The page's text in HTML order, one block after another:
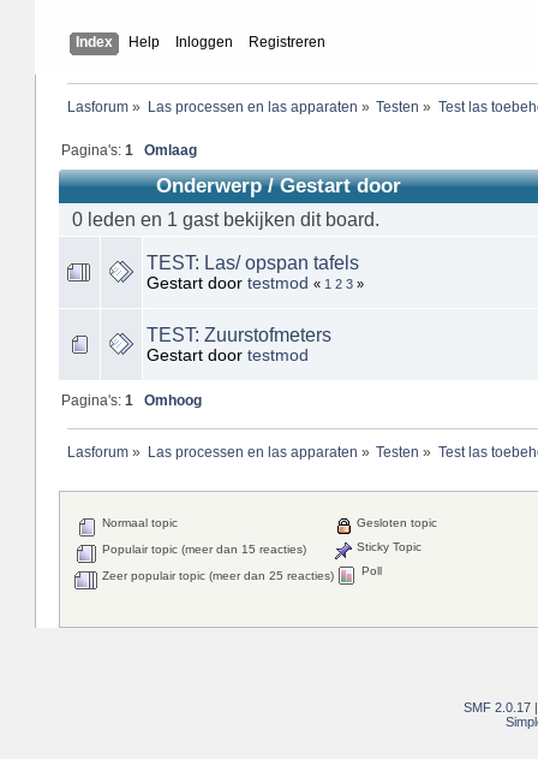
Index Help Inloggen Registreren
Lasforum» Las processen en las apparaten » Testen » Test las
Pagina's:1 Omlaag
Onderwerp/Gestart door
0 leden en 1 gast bekijken dit board.
TEST: Las/ opspan tafels
Gestart door testmod « 1 2 3 »
TEST: Zuurstofmeters
Gestart door testmod
Pagina's:1 Omhoog
Lasforum» Las processen en las apparaten » Testen » Test las
Normaal topic
Populair topic (meer dan 15 reacties)
Zeer populair topic (meer dan 25 reacties)
Gesloten topic
Sticky Topic
Poll
SMF 2.0.17